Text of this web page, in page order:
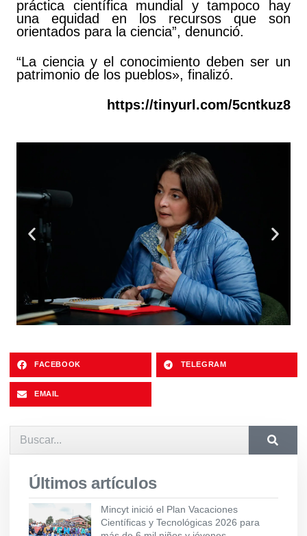
práctica científica mundial y tampoco hay
una equidad en los recursos que son
orientados para la ciencia”, denunció.
“La ciencia y el conocimiento deben ser un
patrimonio de los pueblos», finalizó.
https://tinyurl.com/5cntkuz8
FACEBOOK TELEGRAM
EMAIL
Últimos artículos
Mincyt inició el Plan Vacaciones
Científicas y Tecnológicas 2026 para